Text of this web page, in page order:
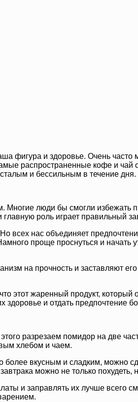
фигура и здоровье. Очень
распространенные кофе и чай
и бессильным в течение дня.
Многие люди бы смогли
роль играет правильный
всех нас объединяет
проще проснуться и начать
на прочность и заставляют
этот жаренный продукт, который
и отдать предпочтение
разрезаем помидор на две
хлебом и чаем.
вкусным и сладким, можно
можно не только
и заправлять их лучше всего